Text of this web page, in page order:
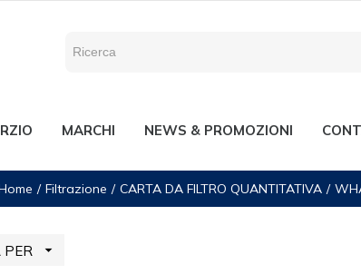
MARCHI NEWS & PROMOZIONI
Filtrazione CARTA DA FILTRO QUANTITATIVA
PER 